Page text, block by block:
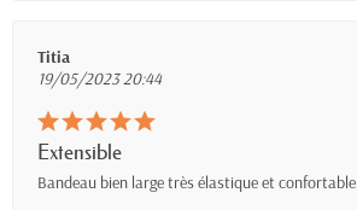
Titia
19/05/2023 20:44
Extensible
Bandeau bien large très élastique et confortable